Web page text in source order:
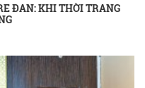
ĐAN: KHI THỜI TRANG